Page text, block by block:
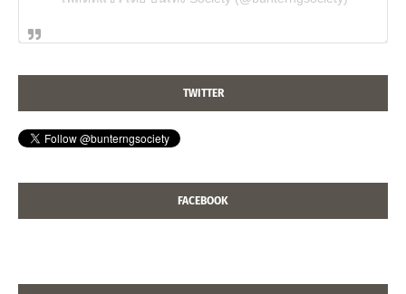
TWITTER
FACEBOOK